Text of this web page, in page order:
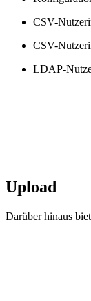
CSV-
CSV-
LDAP-
Upload
Darüber hinaus